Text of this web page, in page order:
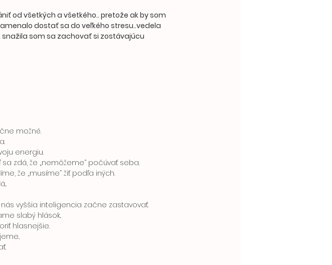
od všetkých a všetkého.. pretože ak by som
dostať sa do veľkého stresu..vedela
som sa zachovať si zostávajúcu
možné.
energiu.
sa zdá, že „nemôžeme“ počúvať seba.
že „musíme“ žiť podľa iných.
vyššia inteligencia začne zastavovať.
slabý hlások..
hlasnejšie.